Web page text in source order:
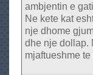
i
d
e
n
ambjentin e
Ne kete kat
nje dhome
dhe nje dollap.
mjaftueshme te